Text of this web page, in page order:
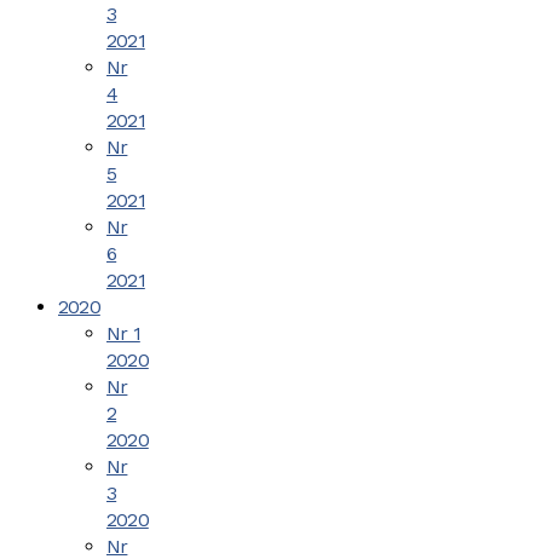
3
2021
Nr
4
2021
Nr
5
2021
Nr
6
2021
2020
Nr 1
2020
Nr
2
2020
Nr
3
2020
Nr